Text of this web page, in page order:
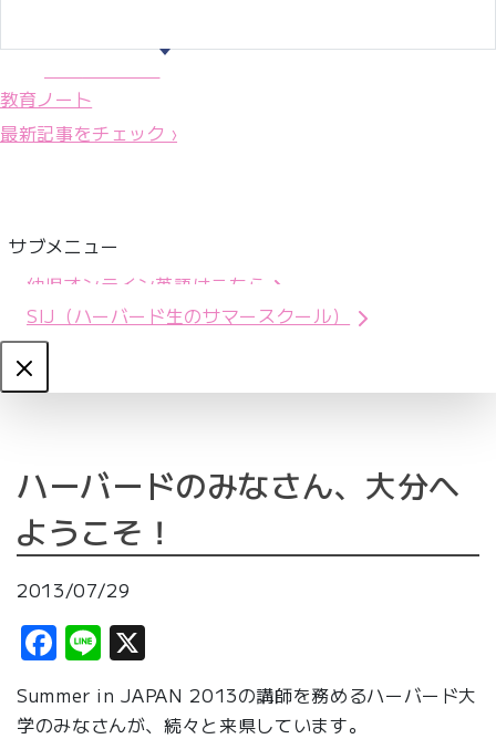
教育ノート
最新記事をチェック ›
サブメニュー
幼児オンライン英語はこちら
SIJ（ハーバード生のサマースクール）
Close
ハーバードのみなさん、大分へ
ようこそ！
2013/07/29
Facebook
Line
Summer in JAPAN 2013の講師を務めるハーバード大
学のみなさんが、続々と来県しています。